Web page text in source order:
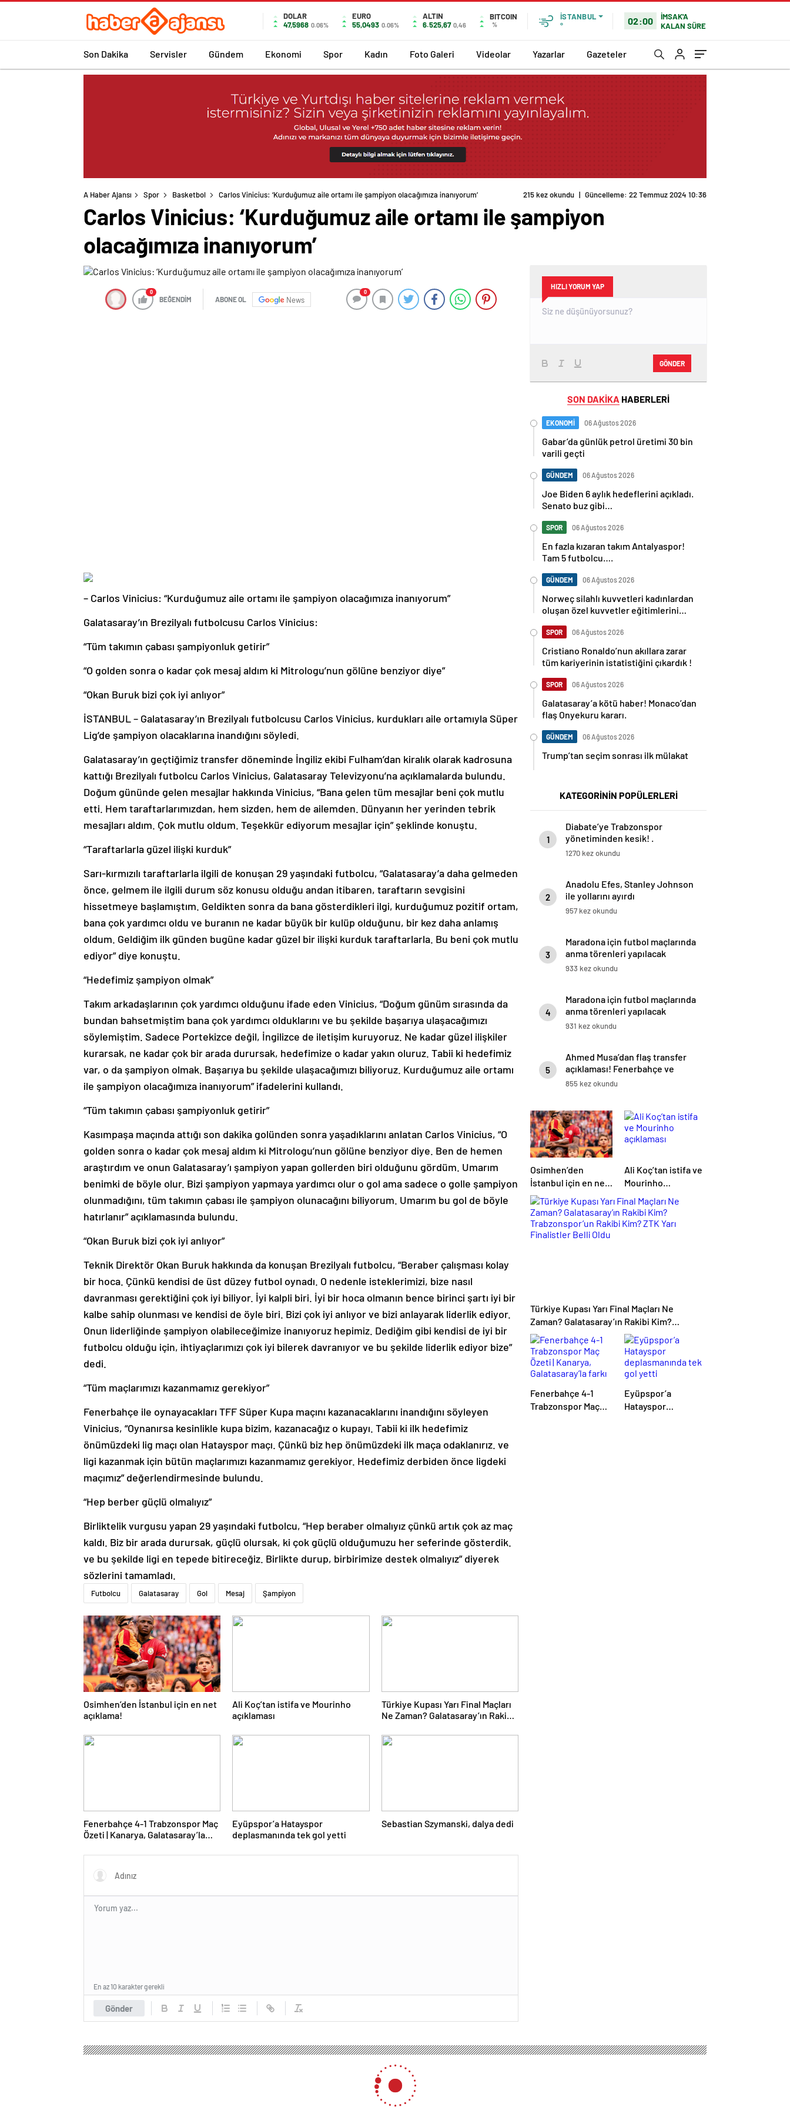
DOLAR
47,5968 0.06%
EURO
55,0493 0.06%
ALTIN
6.525,67 0,46
BITCOIN
%
İSTANBUL
°
02:00
İMSAK'A
KALAN SÜRE
Son Dakika Servisler Gündem Ekonomi Spor Kadın Foto Galeri Videolar Yazarlar Gazeteler
A Haber Ajansı Spor Basketbol Carlos Vinicius: ‘Kurduğumuz aile ortamı ile şampiyon olacağımıza inanıyorum’ 215 kez okundu | Güncelleme: 22 Temmuz 2024 10:36
Carlos Vinicius: ‘Kurduğumuz aile ortamı ile şampiyon
olacağımıza inanıyorum’
0
BEĞENDİM ABONE OL News
0
– Carlos Vinicius: “Kurduğumuz aile ortamı ile şampiyon olacağımıza inanıyorum”
Galatasaray’ın Brezilyalı futbolcusu Carlos Vinicius:
“Tüm takımın çabası şampiyonluk getirir”
“O golden sonra o kadar çok mesaj aldım ki Mitrologu’nun gölüne benziyor diye”
“Okan Buruk bizi çok iyi anlıyor”
İSTANBUL – Galatasaray’ın Brezilyalı futbolcusu Carlos Vinicius, kurdukları aile ortamıyla Süper
Lig’de şampiyon olacaklarına inandığını söyledi.
Galatasaray’ın geçtiğimiz transfer döneminde İngiliz ekibi Fulham’dan kiralık olarak kadrosuna
kattığı Brezilyalı futbolcu Carlos Vinicius, Galatasaray Televizyonu’na açıklamalarda bulundu.
Doğum gününde gelen mesajlar hakkında Vinicius, “Bana gelen tüm mesajlar beni çok mutlu
etti. Hem taraftarlarımızdan, hem sizden, hem de ailemden. Dünyanın her yerinden tebrik
mesajları aldım. Çok mutlu oldum. Teşekkür ediyorum mesajlar için” şeklinde konuştu.
“Taraftarlarla güzel ilişki kurduk”
Sarı-kırmızılı taraftarlarla ilgili de konuşan 29 yaşındaki futbolcu, “Galatasaray’a daha gelmeden
önce, gelmem ile ilgili durum söz konusu olduğu andan itibaren, taraftarın sevgisini
hissetmeye başlamıştım. Geldikten sonra da bana gösterdikleri ilgi, kurduğumuz pozitif ortam,
bana çok yardımcı oldu ve buranın ne kadar büyük bir kulüp olduğunu, bir kez daha anlamış
oldum. Geldiğim ilk günden bugüne kadar güzel bir ilişki kurduk taraftarlarla. Bu beni çok mutlu
ediyor” diye konuştu.
“Hedefimiz şampiyon olmak”
Takım arkadaşlarının çok yardımcı olduğunu ifade eden Vinicius, “Doğum günüm sırasında da
bundan bahsetmiştim bana çok yardımcı olduklarını ve bu şekilde başarıya ulaşacağımızı
söylemiştim. Sadece Portekizce değil, İngilizce de iletişim kuruyoruz. Ne kadar güzel ilişkiler
kurarsak, ne kadar çok bir arada durursak, hedefimize o kadar yakın oluruz. Tabii ki hedefimiz
var, o da şampiyon olmak. Başarıya bu şekilde ulaşacağımızı biliyoruz. Kurduğumuz aile ortamı
ile şampiyon olacağımıza inanıyorum” ifadelerini kullandı.
“Tüm takımın çabası şampiyonluk getirir”
Kasımpaşa maçında attığı son dakika golünden sonra yaşadıklarını anlatan Carlos Vinicius, “O
golden sonra o kadar çok mesaj aldım ki Mitrologu’nun gölüne benziyor diye. Ben de hemen
araştırdım ve onun Galatasaray’ı şampiyon yapan gollerden biri olduğunu gördüm. Umarım
benimki de böyle olur. Bizi şampiyon yapmaya yardımcı olur o gol ama sadece o golle şampiyon
olunmadığını, tüm takımın çabası ile şampiyon olunacağını biliyorum. Umarım bu gol de böyle
hatırlanır” açıklamasında bulundu.
“Okan Buruk bizi çok iyi anlıyor”
Teknik Direktör Okan Buruk hakkında da konuşan Brezilyalı futbolcu, “Beraber çalışması kolay
bir hoca. Çünkü kendisi de üst düzey futbol oynadı. O nedenle isteklerimizi, bize nasıl
davranması gerektiğini çok iyi biliyor. İyi kalpli biri. İyi bir hoca olmanın bence birinci şartı iyi bir
kalbe sahip olunması ve kendisi de öyle biri. Bizi çok iyi anlıyor ve bizi anlayarak liderlik ediyor.
Onun liderliğinde şampiyon olabileceğimize inanıyoruz hepimiz. Dediğim gibi kendisi de iyi bir
futbolcu olduğu için, ihtiyaçlarımızı çok iyi bilerek davranıyor ve bu şekilde liderlik ediyor bize”
dedi.
“Tüm maçlarımızı kazanmamız gerekiyor”
Fenerbahçe ile oynayacakları TFF Süper Kupa maçını kazanacaklarını inandığını söyleyen
Vinicius, “Oynanırsa kesinlikle kupa bizim, kazanacağız o kupayı. Tabii ki ilk hedefimiz
önümüzdeki lig maçı olan Hatayspor maçı. Çünkü biz hep önümüzdeki ilk maça odaklanırız. ve
ligi kazanmak için bütün maçlarımızı kazanmamız gerekiyor. Hedefimiz derbiden önce ligdeki
maçımız” değerlendirmesinde bulundu.
“Hep berber güçlü olmalıyız”
Birliktelik vurgusu yapan 29 yaşındaki futbolcu, “Hep beraber olmalıyız çünkü artık çok az maç
kaldı. Biz bir arada durursak, güçlü olursak, ki çok güçlü olduğumuzu her seferinde gösterdik.
ve bu şekilde ligi en tepede bitireceğiz. Birlikte durup, birbirimize destek olmalıyız” diyerek
sözlerini tamamladı.
Futbolcu Galatasaray Gol Mesaj Şampiyon
Osimhen’den İstanbul için en net
açıklama!
Ali Koç’tan istifa ve Mourinho
açıklaması
Türkiye Kupası Yarı Final Maçları
Ne Zaman? Galatasaray’ın Rakibi
ZTK Yarı Finalistler Belli Oldu
Fenerbahçe 4-1 Trabzonspor Maç
Özeti | Kanarya, Galatasaray’la
Eyüpspor’a Hatayspor
deplasmanında tek gol yetti
Sebastian Szymanski, dalya dedi
Gönder
En az 10 karakter gerekli
HIZLI YORUM YAP
GÖNDER
SON DAKİKA HABERLERİ
EKONOMİ 06 Ağustos 2026
Gabar’da günlük petrol üretimi 30 bin
varili geçti
GÜNDEM 06 Ağustos 2026
Joe Biden 6 aylık hedeflerini açıkladı.
Senato buz gibi…
SPOR 06 Ağustos 2026
En fazla kızaran takım Antalyaspor!
Tam 5 futbolcu….
GÜNDEM 06 Ağustos 2026
Norweç silahlı kuvvetleri kadınlardan
oluşan özel kuvvetler eğitimlerini
SPOR 06 Ağustos 2026
Cristiano Ronaldo’nun akıllara zarar
tüm kariyerinin istatistiğini çıkardık !
SPOR 06 Ağustos 2026
Galatasaray’a kötü haber! Monaco’dan
flaş Onyekuru kararı.
GÜNDEM 06 Ağustos 2026
Trump’tan seçim sonrası ilk mülakat
KATEGORİNİN POPÜLERLERİ
1
Diabate’ye Trabzonspor
yönetiminden kesik! .
1270 kez okundu
2
Anadolu Efes, Stanley Johnson
ile yollarını ayırdı
957 kez okundu
3
Maradona için futbol maçlarında
anma törenleri yapılacak
933 kez okundu
4
Maradona için futbol maçlarında
anma törenleri yapılacak
931 kez okundu
5
Ahmed Musa’dan flaş transfer
açıklaması! Fenerbahçe ve
Galatasaray…
855 kez okundu
Osimhen’den
İstanbul için en net
açıklama!
Ali Koç’tan istifa ve
Mourinho
açıklaması
Türkiye Kupası Yarı Final Maçları Ne
Zaman? Galatasaray’ın Rakibi Kim?
Trabzonspor’un Rakibi Kim? ZTK Yarı
Finalistler Belli Oldu
Fenerbahçe 4-1
Trabzonspor Maç
Eyüpspor’a
Hatayspor